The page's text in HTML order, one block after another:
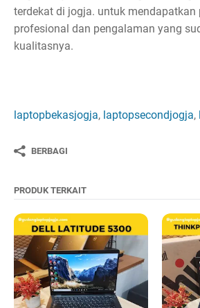
terdekat di jogja. untuk mendapatkan
profesional dan pengalaman yang
kualitasnya.
laptopbekasjogja, laptopsecondjogja,
BERBAGI
PRODUK TERKAIT